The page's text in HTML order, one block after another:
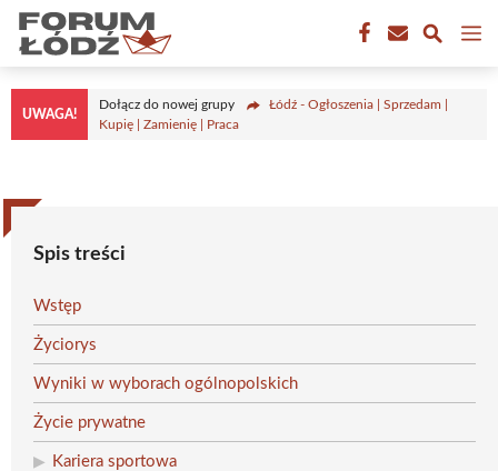
Przejdź
treści
UWAGA!
Dołącz do nowej grupy
Łódź - Ogłoszenia | Sprzedam |
Kupię | Zamienię | Praca
Spis treści
Wstęp
Życiorys
Wyniki w wyborach ogólnopolskich
Życie prywatne
Kariera sportowa